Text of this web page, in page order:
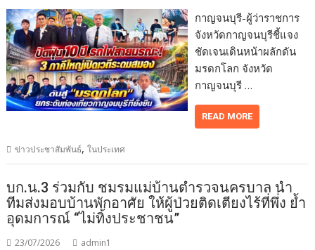
กาญจนบุรี-ผู้ว่าราชการ
จังหวัดกาญจนบุรีชี้แจง
ชัดเจนเดินหน้าผลักดัน
มรดกโลก จังหวัด
กาญจนบุรี …
READ MORE
ข่าวประชาสัมพันธ์,ในประเทศ
บก.น.3 ร่วมกับ ชมรมแม่บ้านตำรวจนครบาล นำ
ทีมส่งมอบบ้านพักอาศัย ให้ผู้ป่วยติดเตียงไร้ที่พึ่ง ย้ำ
อุดมการณ์ “ไม่ทิ้งประชาชน”
23/07/2026 admin1